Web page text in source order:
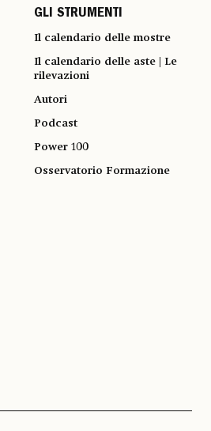
GLI STRUMENTI
Il calendario delle mostre
Il calendario delle aste | Le
rilevazioni
Autori
Podcast
Power 100
Osservatorio Formazione